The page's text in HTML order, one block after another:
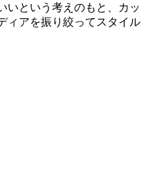
いという考えのもと、カッ
ィアを振り絞ってスタイル